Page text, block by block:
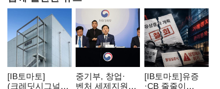
[IB토마토]
(크레딧시그널)
중기부, 창업·
벤처 세제지원
[IB토마토]유증
·CB 줄줄이